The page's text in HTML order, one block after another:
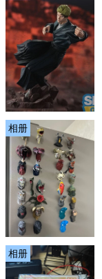
相册
相册